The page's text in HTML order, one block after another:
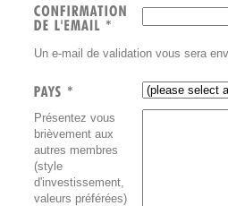
Un e-mail de validation vous sera
Présentez vous
brièvement aux
autres membres
(style
d'investissement,
valeurs préférées)